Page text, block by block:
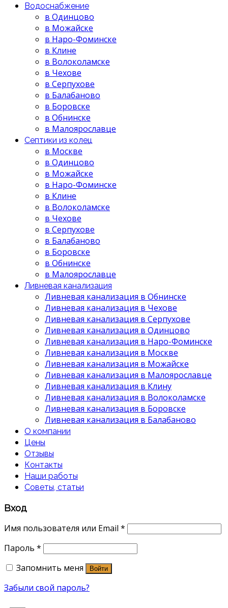
Водоснабжение
в Одинцово
в Можайске
в Наро-Фоминске
в Клине
в Волоколамске
в Чехове
в Серпухове
в Балабаново
в Боровске
в Обнинске
в Малоярославце
Септики из колец
в Москве
в Одинцово
в Можайске
в Наро-Фоминске
в Клине
в Волоколамске
в Чехове
в Серпухове
в Балабаново
в Боровске
в Обнинске
в Малоярославце
Ливневая канализация
Ливневая канализация в Обнинске
Ливневая канализация в Чехове
Ливневая канализация в Серпухове
Ливневая канализация в Одинцово
Ливневая канализация в Наро-Фоминске
Ливневая канализация в Москве
Ливневая канализация в Можайске
Ливневая канализация в Малоярославце
Ливневая канализация в Клину
Ливневая канализация в Волоколамске
Ливневая канализация в Боровске
Ливневая канализация в Балабаново
О компании
Цены
Отзывы
Контакты
Наши работы
Советы, статьи
Вход
Имя пользователя или Email *
Пароль *
Запомнить меня
Войти
Забыли свой пароль?